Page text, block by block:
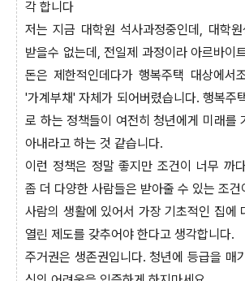
각 합니다
저는 지금 대학원 석사과정중인데, 대학
받을수 없는데, 전일제 과정이라 아르바이
돈은 제한적인데다가 행복주택 대상에서
'가계부채' 자체가 되어버렸습니다. 행복주
로 하는 정책들이 여전히 청년에게 미래를
아내라고 하는 것 같습니다.
이런 정책은 정말 좋지만 조건이 너무 까
좀 더 다양한 사람들은 받아줄 수 있는 조건
사람의 생활에 있어서 가장 기초적인 집에
열린 제도를 갖추어야 한다고 생각합니다.
주거권은 생존권입니다. 청년에 등급을 매